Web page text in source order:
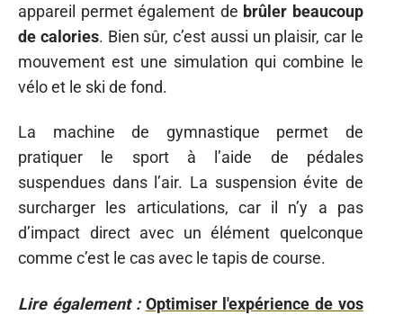
appareil permet également de brûler beaucoup
de calories. Bien sûr, c’est aussi un plaisir, car le
mouvement est une simulation qui combine le
vélo et le ski de fond.
La machine de gymnastique permet de
pratiquer le sport à l’aide de pédales
suspendues dans l’air. La suspension évite de
surcharger les articulations, car il n’y a pas
d’impact direct avec un élément quelconque
comme c’est le cas avec le tapis de course.
Lire également : Optimiser l'expérience de vos